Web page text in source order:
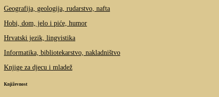
Geografija, geologija, rudarstvo, nafta
Hobi, dom, jelo i piće, humor
Hrvatski jezik, lingvistika
Informatika, bibliotekarstvo, nakladništvo
Knjige za djecu i mladež
Književnost